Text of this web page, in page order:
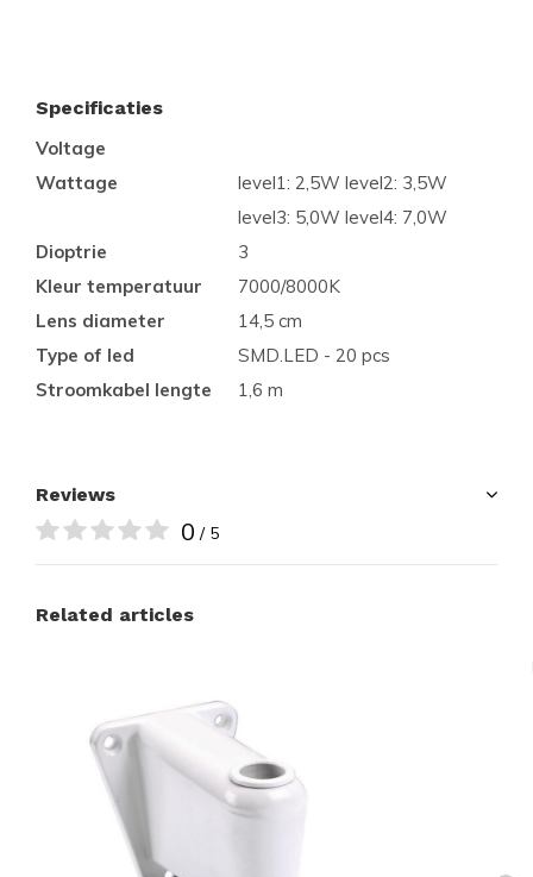
Specificaties
Voltage
Wattage
level1: 2,5W level2: 3,5W
level3: 5,0W level4: 7,0W
Dioptrie
3
Kleur temperatuur
7000/8000K
Lens diameter
14,5 cm
Type of led
SMD.LED - 20 pcs
Stroomkabel lengte
1,6 m
Reviews
0 / 5
Related articles